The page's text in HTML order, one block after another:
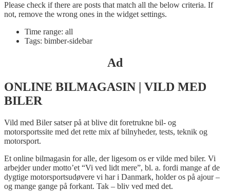
Please check if there are posts that match all the below criteria. If
not, remove the wrong ones in the widget settings.
Time range: all
Tags: bimber-sidebar
Ad
ONLINE BILMAGASIN | VILD MED
BILER
Vild med Biler satser på at blive dit foretrukne bil- og
motorsportssite med det rette mix af bilnyheder, tests, teknik og
motorsport.
Et online bilmagasin for alle, der ligesom os er vilde med biler. Vi
arbejder under motto’et “Vi ved lidt mere”, bl. a. fordi mange af de
dygtige motorsportsudøvere vi har i Danmark, holder os på ajour –
og mange gange på forkant. Tak – bliv ved med det.